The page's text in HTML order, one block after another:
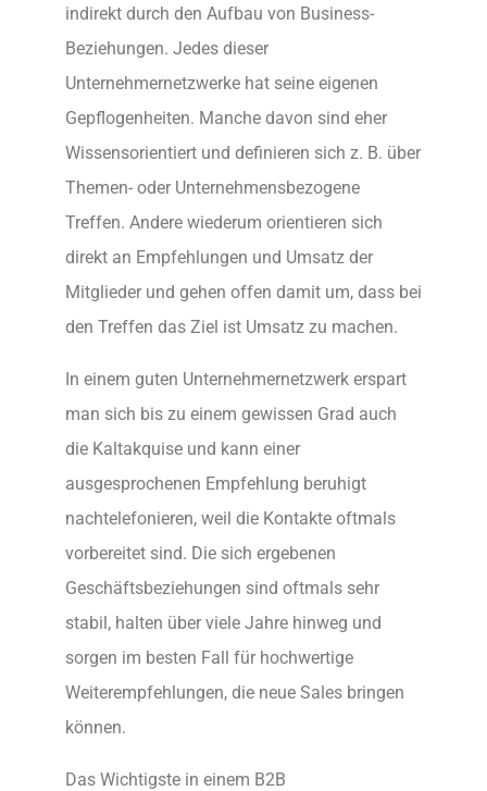
indirekt durch den Aufbau von Business-
Beziehungen. Jedes dieser
Unternehmernetzwerke hat seine eigenen
Gepflogenheiten. Manche davon sind eher
Wissensorientiert und definieren sich z. B. über
Themen- oder Unternehmensbezogene
Treffen. Andere wiederum orientieren sich
direkt an Empfehlungen und Umsatz der
Mitglieder und gehen offen damit um, dass bei
den Treffen das Ziel ist Umsatz zu machen.
In einem guten Unternehmernetzwerk erspart
man sich bis zu einem gewissen Grad auch
die Kaltakquise und kann einer
ausgesprochenen Empfehlung beruhigt
nachtelefonieren, weil die Kontakte oftmals
vorbereitet sind. Die sich ergebenen
Geschäftsbeziehungen sind oftmals sehr
stabil, halten über viele Jahre hinweg und
sorgen im besten Fall für hochwertige
Weiterempfehlungen, die neue Sales bringen
können.
Das Wichtigste in einem B2B